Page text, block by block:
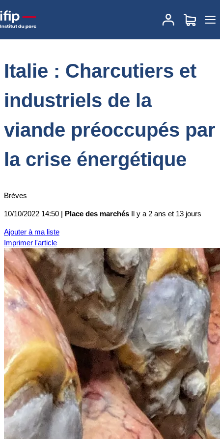
Accueil Actualités des marchés
Italie :
Charcutiers et industriels de la viande préoccupés par la crise
Italie : Charcutiers et
industriels de la
viande préoccupés par
la crise énergétique
Brèves
10/10/2022 14:50 | Place des marchés Il y a 2 ans et 13 jours
Ajouter à ma liste
Imprimer l'article